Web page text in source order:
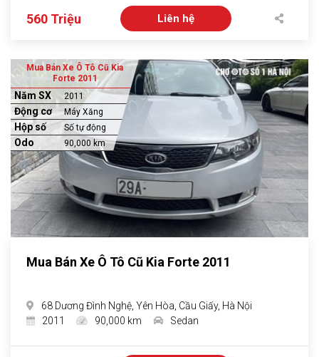
560 Triệu Liên hệ
Mua Bán Xe Ô Tô Cũ Kia
Forte 2011
Năm SX 2011
Động cơ Máy Xăng
Hộp số Số tự động
Odo 90,000 km
Mua Bán Xe Ô Tô Cũ Kia Forte 2011
68 Dương Đình Nghệ, Yên Hòa, Cầu Giấy, Hà Nội
2011
90,000 km Sedan